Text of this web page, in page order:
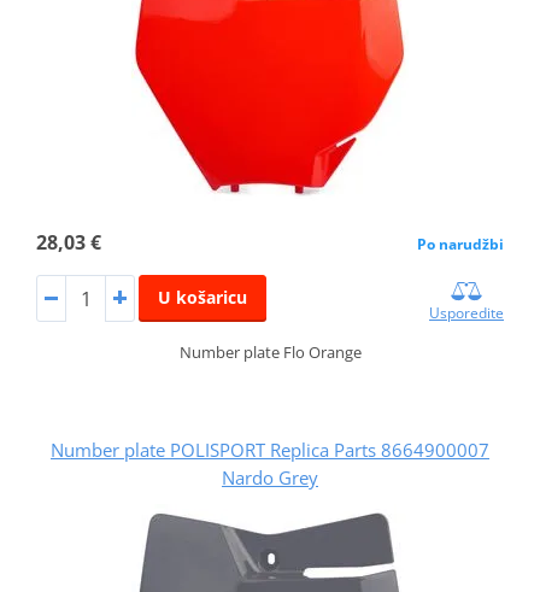
28,03 € Po narudžbi
U košaricu
Usporedite
Number plate Flo Orange
Number plate POLISPORT Replica Parts 8664900007
Nardo Grey